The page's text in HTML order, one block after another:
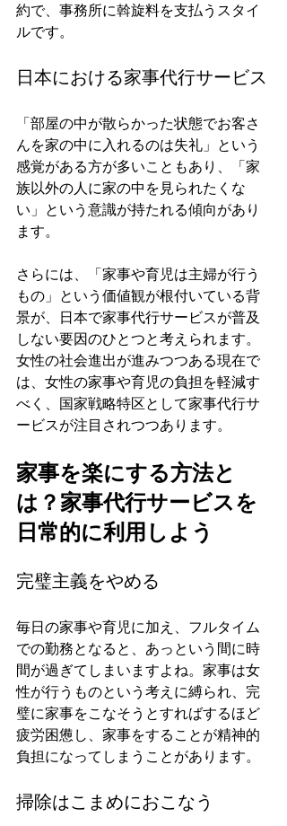
約で、事務所に斡旋料を支払うスタイ
ルです。
日本における家事代行サービス
「部屋の中が散らかった状態でお客さ
んを家の中に入れるのは失礼」という
感覚がある方が多いこともあり、「家
族以外の人に家の中を見られたくな
い」という意識が持たれる傾向があり
ます。
さらには、「家事や育児は主婦が行う
もの」という価値観が根付いている背
景が、日本で家事代行サービスが普及
しない要因のひとつと考えられます。
女性の社会進出が進みつつある現在で
は、女性の家事や育児の負担を軽減す
べく、国家戦略特区として家事代行サ
ービスが注目されつつあります。
家事を楽にする方法と
は？家事代行サービスを
日常的に利用しよう
完璧主義をやめる
毎日の家事や育児に加え、フルタイム
での勤務となると、あっという間に時
間が過ぎてしまいますよね。家事は女
性が行うものという考えに縛られ、完
璧に家事をこなそうとすればするほど
疲労困憊し、家事をすることが精神的
負担になってしまうことがあります。
掃除はこまめにおこなう